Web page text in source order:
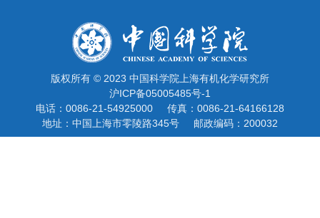
版权所有 © 2023 中国科学院上海有机化学研究所
沪ICP备05005485号-1
电话：0086-21-54925000
传真：0086-21-64166128
地址：中国上海市零陵路345号
邮政编码：200032